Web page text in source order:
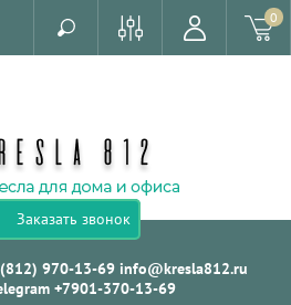
0
Заказать звонок
970-13-69 info@kresla812.ru
+7901-370-13-69